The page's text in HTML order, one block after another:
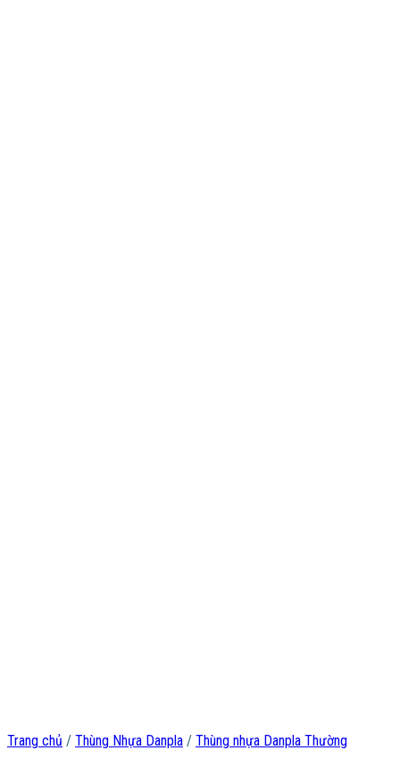
Trang chủ / Thùng Nhựa Danpla / Thùng nhựa Danpla Thường